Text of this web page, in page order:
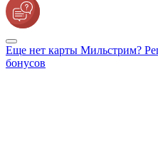
Еще нет карты Мильстрим?
бонусов